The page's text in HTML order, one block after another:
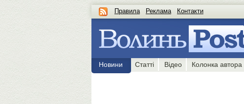
Правила Реклама Контакти
Новини Статті Відео Колонка автора